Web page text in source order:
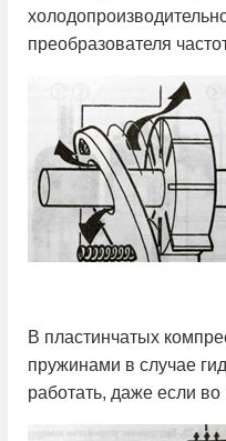
преобразователя
В пластинчатых
пружинами в случае
работать, даже если